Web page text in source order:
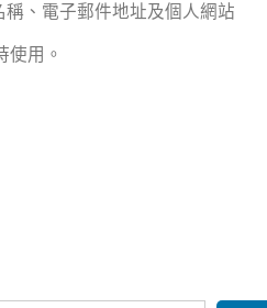
稱、電子郵件地址及個人網站
使用。